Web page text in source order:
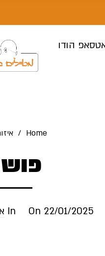
הודו
Home
/
On 22/01/2025
In